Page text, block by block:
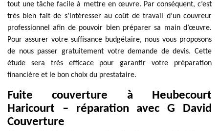
tout une tâche facile à mettre en œuvre. Par conséquent, c’est
très bien fait de s’intéresser au coût de travail d’un couvreur
professionnel afin de pouvoir bien préparer sa main d’œuvre.
Pour assurer votre suffisance budgétaire, nous vous proposons
de nous passer gratuitement votre demande de devis. Cette
étude sera très efficace pour garantir votre préparation
financière et le bon choix du prestataire.
Fuite couverture à Heubecourt
Haricourt – réparation avec G David
Couverture